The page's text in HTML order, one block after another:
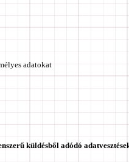
adatokat
küldésből adódó